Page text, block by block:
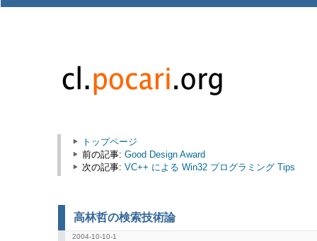
トップページ
前の記事: Good Design Award
次の記事: VC++ による Win32 プログラミング Tips
高林哲の検索技術論
2004-10-10-1